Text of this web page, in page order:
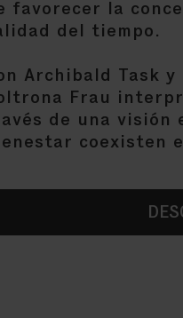
favorecer la
del tiempo.
Archibald Task
Frau
de una visión
coexisten